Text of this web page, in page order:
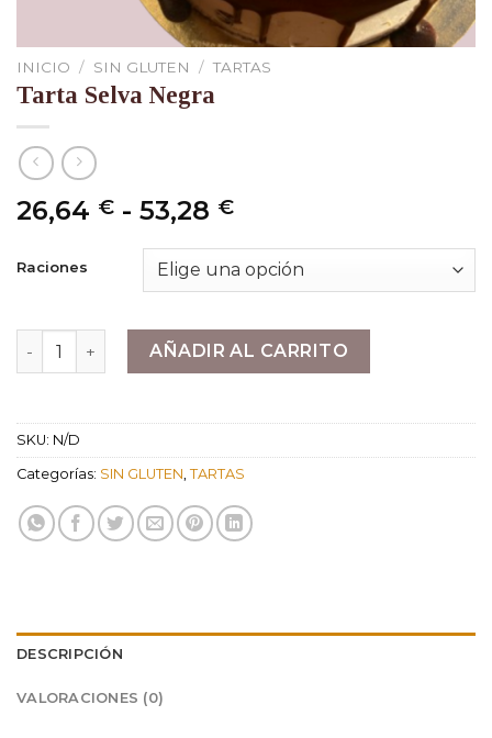
INICIO / SIN GLUTEN / TARTAS
Tarta Selva Negra
26,64 € - 53,28 €Rango
precios:
desde
hasta
53,28 €
Raciones
Tarta Selva Negra cantidadAÑADIR AL CARRITO
SKU: N/D
Categorías: SIN GLUTEN, TARTAS
DESCRIPCIÓN
VALORACIONES (0)